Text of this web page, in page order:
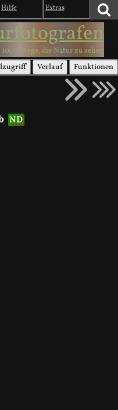
Hilfe Extras
1000 Wege, die Natur zu sehen
Verlauf Funktionen